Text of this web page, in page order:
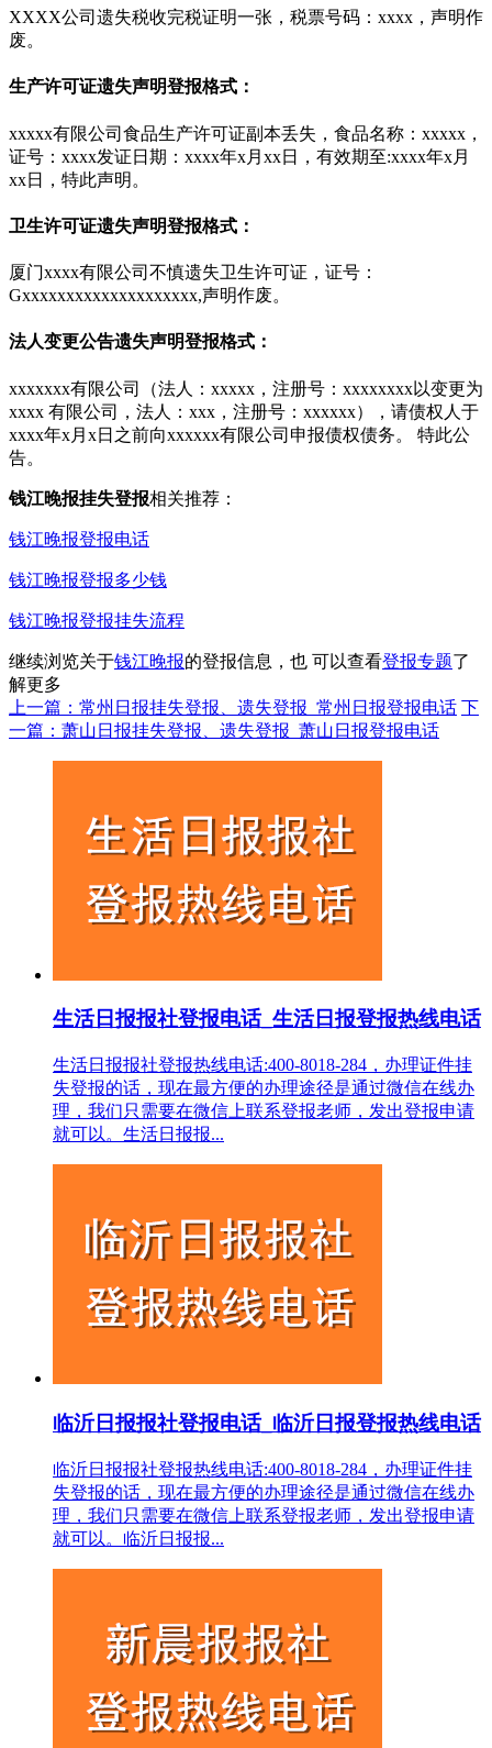
XXXX公司遗失税收完税证明一张，税票号码：xxxx，声明作
废。
生产许可证遗失声明登报格式：
xxxxx有限公司食品生产许可证副本丢失，食品名称：xxxxx，
证号：xxxx发证日期：xxxx年x月xx日，有效期至:xxxx年x月
xx日，特此声明。
卫生许可证遗失声明登报格式：
厦门xxxx有限公司不慎遗失卫生许可证，证号：
Gxxxxxxxxxxxxxxxxxxxx,声明作废。
法人变更公告遗失声明登报格式：
xxxxxxx有限公司（法人：xxxxx，注册号：xxxxxxxx以变更为
xxxx 有限公司，法人：xxx，注册号：xxxxxx），请债权人于
xxxx年x月x日之前向xxxxxx有限公司申报债权债务。 特此公
告。
钱江晚报挂失登报相关推荐：
钱江晚报登报电话
钱江晚报登报多少钱
钱江晚报登报挂失流程
继续浏览关于钱江晚报的登报信息，也 可以查看登报专题了
解更多
上一篇：常州日报挂失登报、遗失登报_常州日报登报电话 下
一篇：萧山日报挂失登报、遗失登报_萧山日报登报电话
生活日报报社登报电话_生活日报登报热线电话
生活日报报社登报热线电话:400-8018-284，办理证件挂
失登报的话，现在最方便的办理途径是通过微信在线办
理，我们只需要在微信上联系登报老师，发出登报申请
就可以。生活日报报...
临沂日报报社登报电话_临沂日报登报热线电话
临沂日报报社登报热线电话:400-8018-284，办理证件挂
失登报的话，现在最方便的办理途径是通过微信在线办
理，我们只需要在微信上联系登报老师，发出登报申请
就可以。临沂日报报...